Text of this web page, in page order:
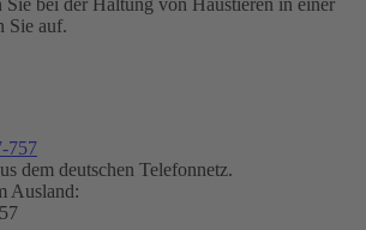
Sie auf.
757
dem deutschen Telefonnetz.
Ausland: